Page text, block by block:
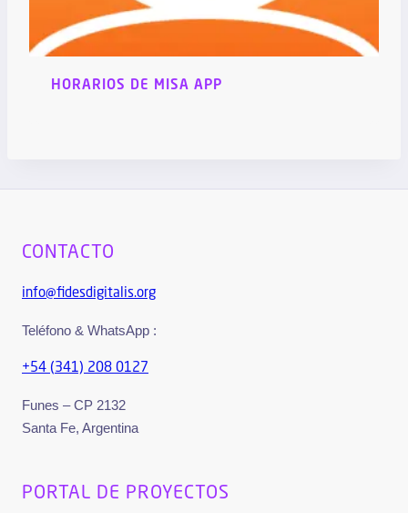
HORARIOS DE MISA APP
CONTACTO
info@fidesdigitalis.org
Teléfono & WhatsApp :
+54 (341) 208 0127
Funes – CP 2132
Santa Fe, Argentina
PORTAL DE PROYECTOS